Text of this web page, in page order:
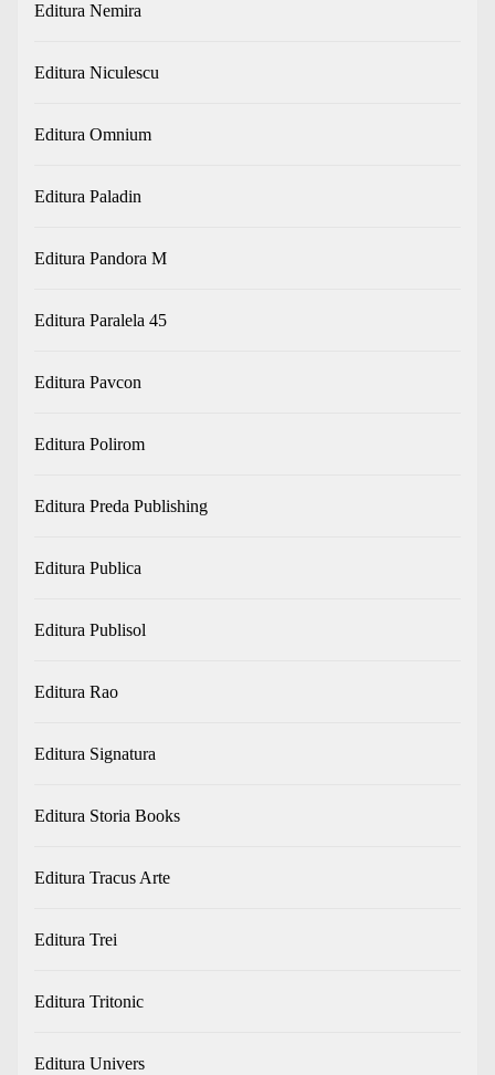
Editura Nemira
Editura Niculescu
Editura Omnium
Editura Paladin
Editura Pandora M
Editura Paralela 45
Editura Pavcon
Editura Polirom
Editura Preda Publishing
Editura Publica
Editura Publisol
Editura Rao
Editura Signatura
Editura Storia Books
Editura Tracus Arte
Editura Trei
Editura Tritonic
Editura Univers